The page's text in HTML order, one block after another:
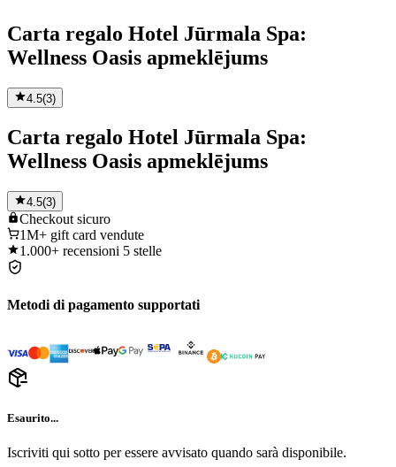
Carta regalo Hotel Jūrmala Spa:
Wellness Oasis apmeklējums
4.5(3)
Carta regalo Hotel Jūrmala Spa:
Wellness Oasis apmeklējums
4.5(3)
Checkout sicuro
1M+ gift card vendute
1.000+ recensioni 5 stelle
Metodi di pagamento supportati
Esaurito...
Iscriviti qui sotto per essere avvisato quando sarà disponibile.